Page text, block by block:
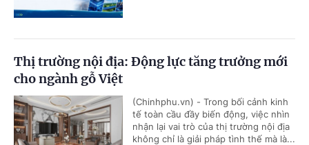
Thị trường nội địa: Động lực tăng trưởng mới
cho ngành gỗ Việt
(Chinhphu.vn) - Trong bối cảnh kinh
tế toàn cầu đầy biến động, việc nhìn
nhận lại vai trò của thị trường nội địa
không chỉ là giải pháp tình thế mà là...